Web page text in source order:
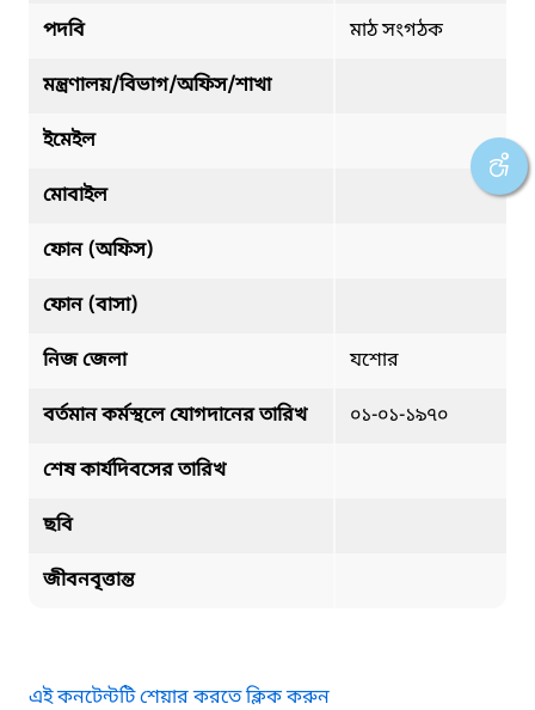
পদবি মাঠ সংগঠক
মন্ত্রণালয়/বিভাগ/অফিস/শাখা
ইমেইল
মোবাইল
ফোন (অফিস)
ফোন (বাসা)
নিজ জেলা যশোর
বর্তমান কর্মস্থলে যোগদানের তারিখ ০১-০১-১৯৭০
শেষ কার্যদিবসের তারিখ
ছবি
জীবনবৃত্তান্ত
এই কনটেন্টটি শেয়ার করতে ক্লিক করুন